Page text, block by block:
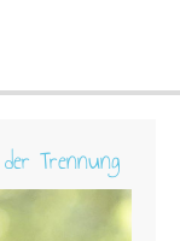
Trennung